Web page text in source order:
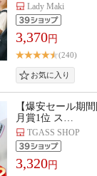
Lady Maki
3,370円
(240)
【爆安セール期
月賞1位 ス…
TGASS SHOP
3,320円